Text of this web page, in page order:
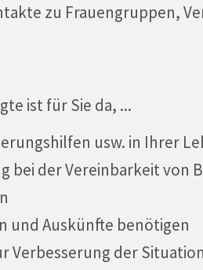
zu Frauengruppen,
ist für Sie da, ...
usw. in Ihrer
bei der Vereinbarkeit von
und Auskünfte benötigen
Verbesserung der